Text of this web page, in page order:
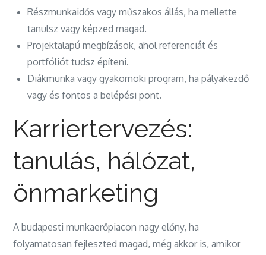
Részmunkaidős vagy műszakos állás, ha mellette
tanulsz vagy képzed magad.
Projektalapú megbízások, ahol referenciát és
portfóliót tudsz építeni.
Diákmunka vagy gyakornoki program, ha pályakezdő
vagy és fontos a belépési pont.
Karriertervezés:
tanulás, hálózat,
önmarketing
A budapesti munkaerőpiacon nagy előny, ha
folyamatosan fejleszted magad, még akkor is, amikor